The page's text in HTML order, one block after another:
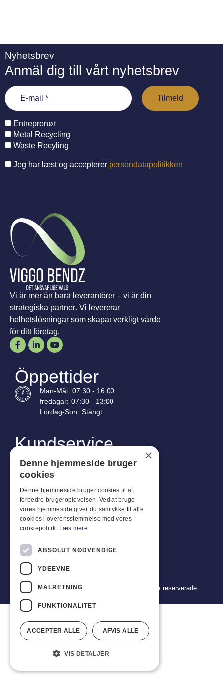
Nyhetsbrev
Anmäl dig till vårt nyhetsbrev
Entreprenør
Metal Recycling
Waste Recyling
Jeg har læst og accepterer persondatapolitikken
Vi är mer än bara leverantörer – vi är din
strategiska partner. Vi levererar
helhetslösningar som skapar verkligt värde
för ditt företag.
Öppettider
Man-Mål: 07:30 - 16:00
fredagar: 07:30 - 13:00
Lördag-Son: Stängt
Kundservice
CVR: 17261436
E-post: vb@viggobendz.dk
Snabblänkar
Försäljnings- och leveransvillkor
Copyright 2024 © Viggo Bendz. Alla rättigheter reserverade
×
Denne hjemmeside bruger
cookies
Denne hjemmeside bruger cookies til at
forbedre brugeroplevelsen. Ved at bruge
vores hjemmeside giver du samtykke til alle
cookies i overensstemmelse med vores
cookiepolitik. Læs mere
ABSOLUT NØDVENDIGE
YDEEVNE
MÅLRETNING
FUNKTIONALITET
ACCEPTER ALLE AFVIS ALLE
VIS DETALJER